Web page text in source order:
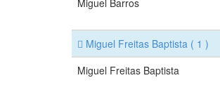
Miguel Barros
Miguel Freitas Baptista ( 1 )
Miguel Freitas Baptista